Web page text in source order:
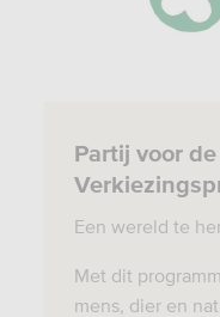
Partij voor
Een wereld te
Met dit
mens, dier en